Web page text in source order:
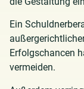
Ein
Erfolgschancen
vermeiden.